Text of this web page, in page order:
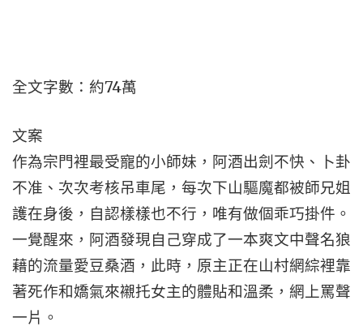
全文字數：約74萬
文案
作為宗門裡最受寵的小師妹，阿酒出劍不快、卜卦
不准、次次考核吊車尾，每次下山驅魔都被師兄姐
護在身後，自認樣樣也不行，唯有做個乖巧掛件。
一覺醒來，阿酒發現自己穿成了一本爽文中聲名狼
藉的流量愛豆桑酒，此時，原主正在山村網綜裡靠
著死作和嬌氣來襯托女主的體貼和溫柔，網上罵聲
一片。